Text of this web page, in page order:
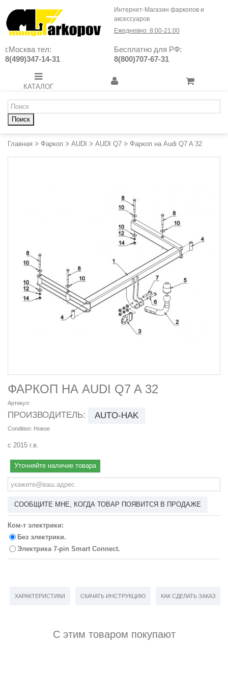
Интернет-Магазин фаркопов и
аксессуаров
Ежедневно: 8:00-21:00
г.Москва тел:
8(499)347-14-31
Бесплатно для РФ:
8(800)707-67-31
КАТАЛОГ
Поиск
Главная > Фаркоп > AUDI > AUDI Q7 > Фаркоп на Audi Q7 A 32
ФАРКОП НА AUDI Q7 A 32
Артикул:
ПРОИЗВОДИТЕЛЬ: AUTO-HAK
Condition: Новое
с 2015 г.в.
Уточняйте наличие товара
СООБЩИТЕ МНЕ, КОГДА ТОВАР ПОЯВИТСЯ В ПРОДАЖЕ
Ком-т электрики:
Без электрики.
Электрика 7-pin Smart Connect.
ХАРАКТЕРИСТИКИ СКАЧАТЬ ИНСТРУКЦИЮ КАК СДЕЛАТЬ ЗАКАЗ
С этим товаром покупают